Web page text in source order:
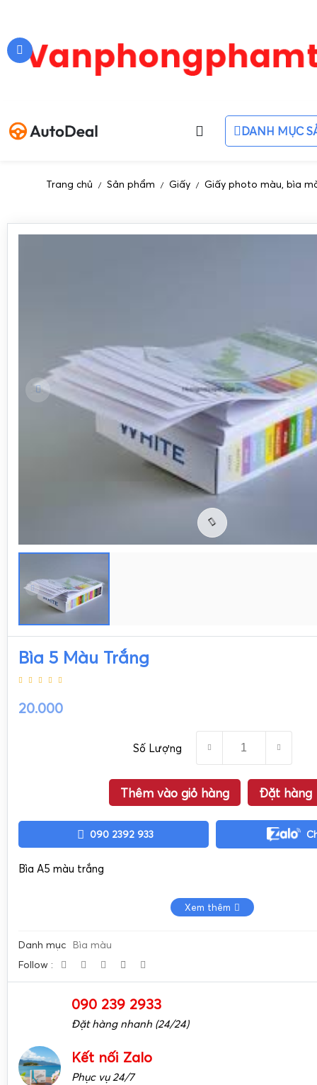
DANH MỤC
Trang chủ / Sản phẩm / Giấy / Giấy photo màu, bìa
Bìa 5 Màu Trắng
20.000
Số Lượng
Thêm vào giỏ hàng Đặt hàng
090 2392 933
Bìa A5 màu trắng
Xem thêm
Danh mục
Bìa màu
Follow :
090 239 2933
Đặt hàng nhanh (24/24)
Kết nối Zalo
Phục vụ 24/7